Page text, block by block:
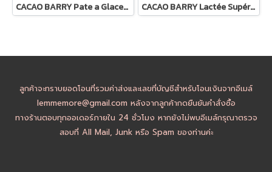
CACAO BARRY Pate a Glacer Ivoire : White Compound Coating CACAO BARRY Lactée Supérieure 38% - Milk Chocolate
ลูกค้าจะทราบยอดโอนที่รวมค่าส่งและเลขที่บัญชีสำหรับโอนเงินจากอีเมล์
lemmemore@gmail.com หลังจากลูกค้ากดยืนยันคำสั่งซื้อ
ทางร้านตอบทุกออเดอร์ภายใน 24 ชั่วโมง หากยังไม่พบอีเมล์กรุณาตรวจ
สอบที่ All Mail, Junk หรือ Spam ของท่านค่ะ